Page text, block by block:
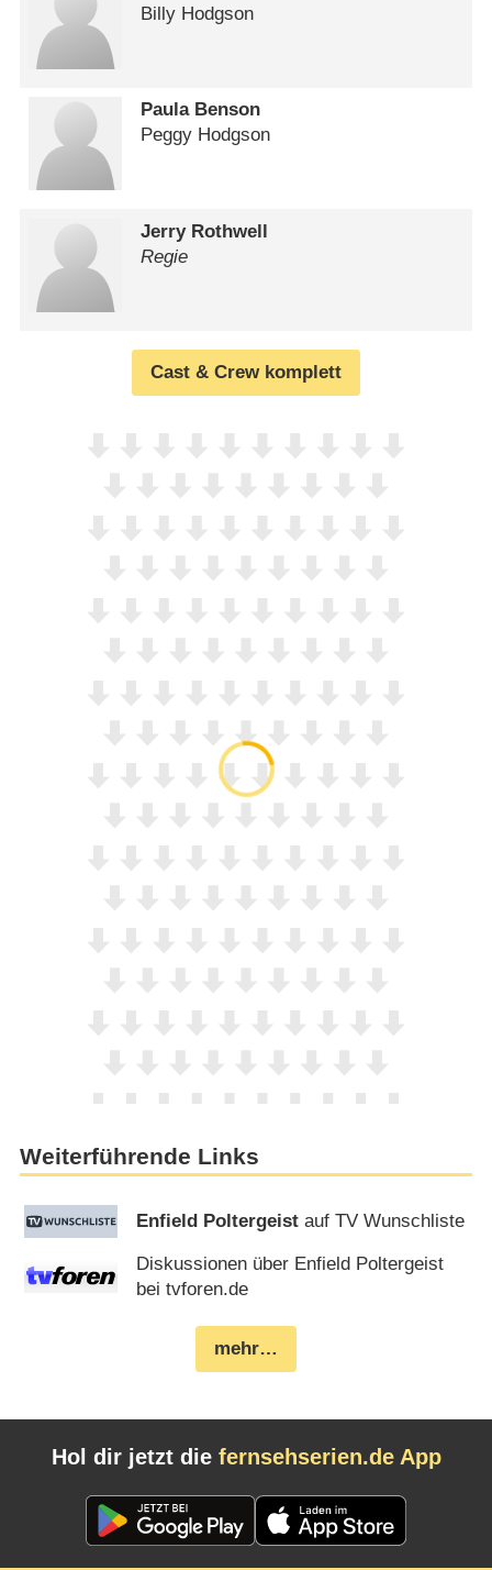
Billy Hodgson
Paula Benson
Peggy Hodgson
Jerry Rothwell
Regie
Cast & Crew komplett
Weiterführende Links
Enfield Poltergeist auf TV Wunschliste
Diskussionen über Enfield Poltergeist
bei tvforen.de
mehr…
Hol dir jetzt die fernsehserien.de App